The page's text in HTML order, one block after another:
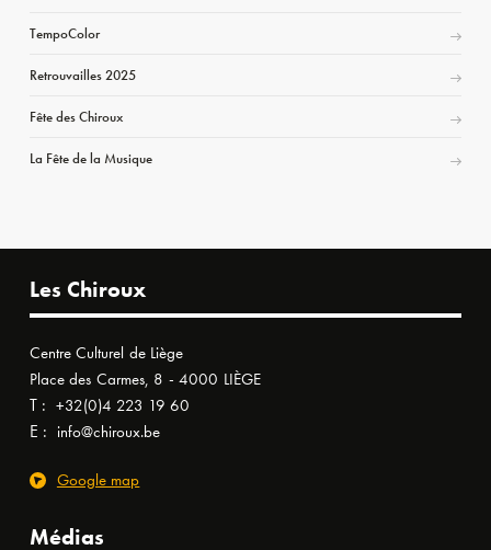
TempoColor
Retrouvailles 2025
Fête des Chiroux
La Fête de la Musique
Les Chiroux
Centre Culturel de Liège
Place des Carmes, 8 - 4000 LIÈGE
T : +32(0)4 223 19 60
E : info@chiroux.be
Google map
Médias